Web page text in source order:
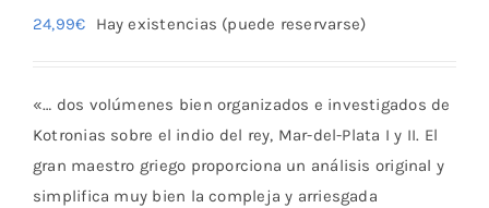
24,99€ Hay existencias (puede reservarse)
«… dos volúmenes bien organizados e investigados de
Kotronias sobre el indio del rey, Mar-del-Plata I y II. El
gran maestro griego proporciona un análisis original y
simplifica muy bien la compleja y arriesgada